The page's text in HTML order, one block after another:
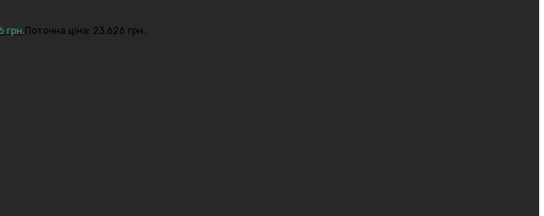
грн.Поточна ціна: 23,626 грн..